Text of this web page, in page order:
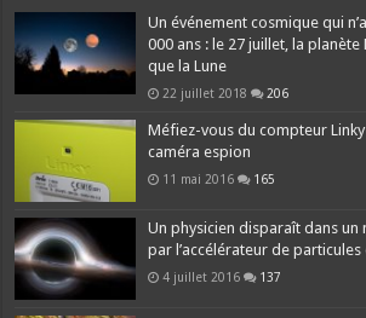
Un événement cosmique qui
000 ans : le 27 juillet, la
que la Lune
22 juillet 2018 206
Méfiez-vous du compteur
caméra espion
11 mai 2016 165
Un physicien disparaît dans
par l’accélérateur de particules
4 juillet 2016 137